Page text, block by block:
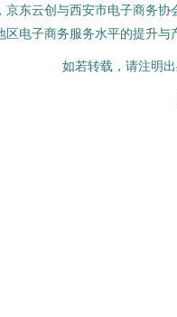
东云创与西安市电子商务
电子商务服务水平的提升与
如若转载，请注明